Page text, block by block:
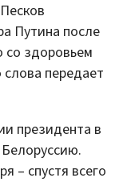
Путина после
со здоровьем
передает
президента в
– спустя всего